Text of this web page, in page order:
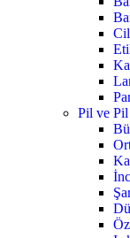
Pil ve